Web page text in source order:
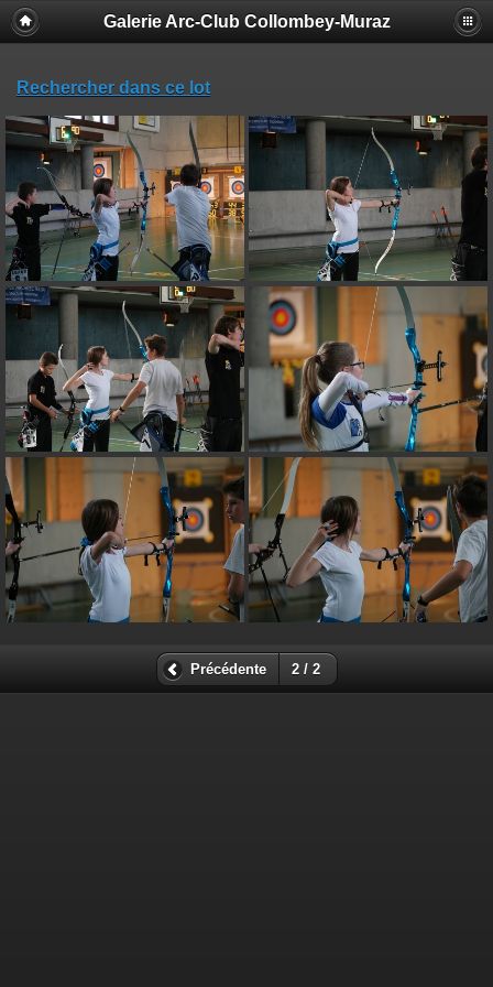
Galerie Arc-Club Collombey-Muraz
Rechercher dans ce lot
Précédente 2 / 2